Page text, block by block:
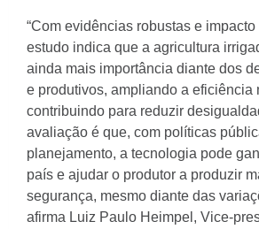
“Com evidências robustas e
estudo indica que a agricultura
ainda mais importância diante dos
e produtivos, ampliando a eficiência
contribuindo para reduzir
avaliação é que, com políticas
planejamento, a tecnologia pode
país e ajudar o produtor a produzir
segurança, mesmo diante das
afirma Luiz Paulo Heimpel, Vice-